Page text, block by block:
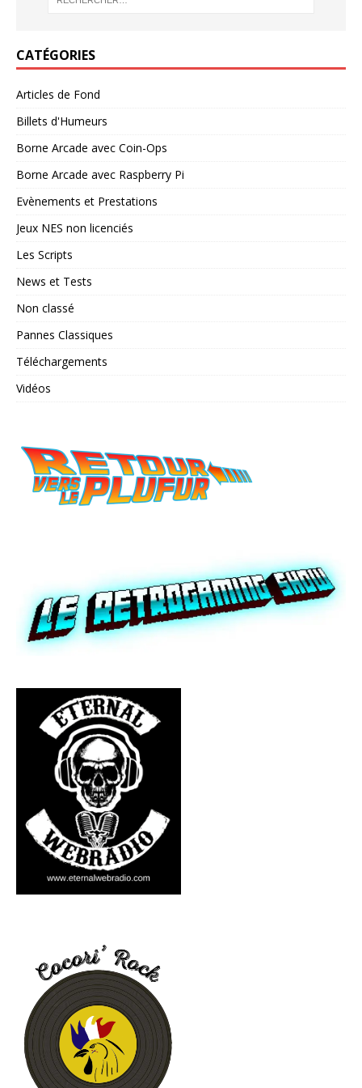
CATÉGORIES
Articles de Fond
Billets d'Humeurs
Borne Arcade avec Coin-Ops
Borne Arcade avec Raspberry Pi
Evènements et Prestations
Jeux NES non licenciés
Les Scripts
News et Tests
Non classé
Pannes Classiques
Téléchargements
Vidéos